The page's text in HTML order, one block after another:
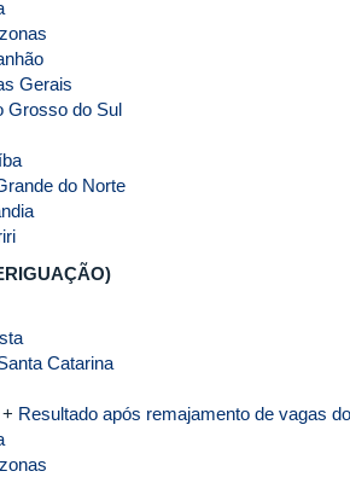
Gerais
Grosso do Sul
do Norte
Catarina
+ Resultado após remajamento de vagas